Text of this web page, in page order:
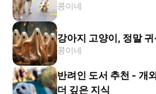
콩이네
강아지 고양이, 정말
콩이네
반려인 도서 추천 - 개
더 깊은 지식